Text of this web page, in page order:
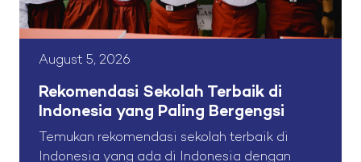
August 5, 2026
Rekomendasi Sekolah Terbaik di
Indonesia yang Paling Bergengsi
Temukan rekomendasi sekolah terbaik di
Indonesia yang ada di Indonesia dengan